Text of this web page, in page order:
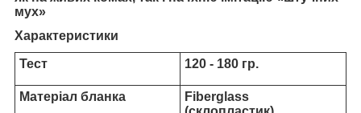
мух»
Характеристики
Тест 120 - 180 гр.
Матеріал бланка
Fiberglass